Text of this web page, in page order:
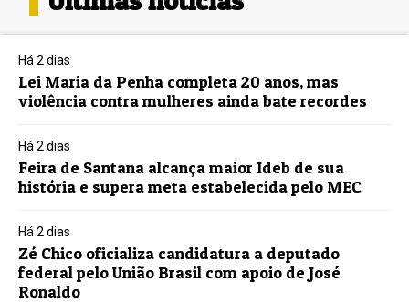
Há 2 dias
Lei Maria da Penha completa 20 anos, mas
violência contra mulheres ainda bate recordes
Há 2 dias
Feira de Santana alcança maior Ideb de sua
história e supera meta estabelecida pelo MEC
Há 2 dias
Zé Chico oficializa candidatura a deputado
federal pelo União Brasil com apoio de José
Ronaldo